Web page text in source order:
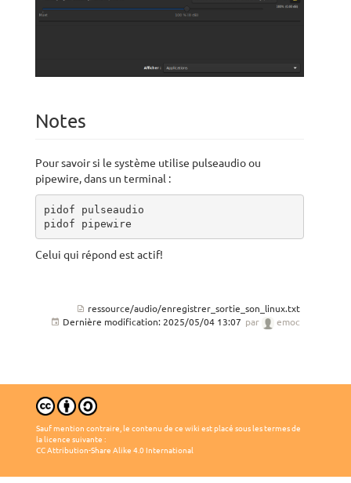
Notes
Pour savoir si le système utilise pulseaudio ou
pipewire, dans un terminal :
pidof pulseaudio
pidof pipewire
Celui qui répond est actif!
ressource/audio/enregistrer_sortie_son_linux.txt
Dernière modification: 2025/05/04 13:07 par emoc
Sauf mention contraire, le contenu de ce wiki est placé sous les termes de
la licence suivante :
CC Attribution-Share Alike 4.0 International